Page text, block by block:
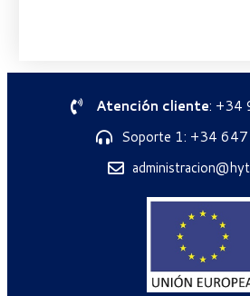
Atención cliente: +34
Soporte 1: +34